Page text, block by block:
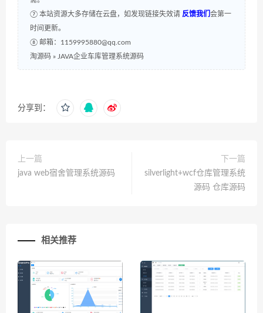
⑦ 本站资源大多存储在云盘，如发现链接失效请 反馈我们会第一
时间更新。
⑧ 邮箱：1159995880@qq.com
淘源码 » JAVA企业车库管理系统源码
分享到：
上一篇
java web宿舍管理系统源码
下一篇
silverlight+wcf仓库管理系统
源码 仓库源码
相关推荐